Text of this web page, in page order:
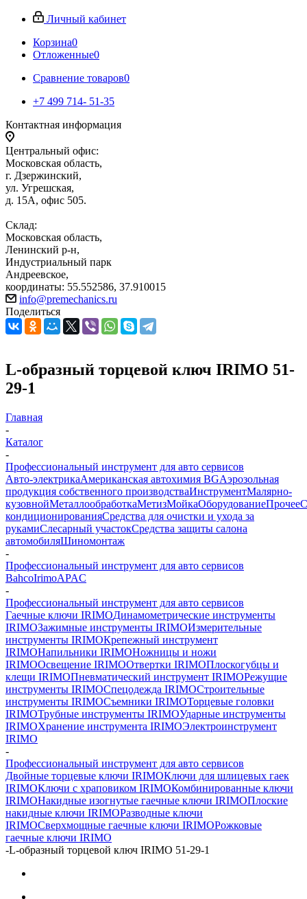
Личный кабинет
Корзина0
Отложенные0
Сравнение товаров0
+7 499 714- 51-35
Контактная информация
Центральный офис:
Московская область,
г. Дзержинский,
ул. Угрешская,
д. 15А, офис 505.
Склад:
Московская область,
Ленинский р-н,
Индустриальный парк
Андреевское,
координаты: 55.552586, 37.910015
info@premechanics.ru
Поделиться
L-образный торцевой ключ IRIMO 51-
29-1
Главная
-
Каталог
-
Профессиональный инструмент для авто сервисов
Авто-электрикаАмериканская автохимия BGАэрозольная
продукция собственного производстваИнструментМалярно-
кузовнойМеталлообработкаМетизМойкаОборудованиеПрочее
кондиционированияСредства для очистки и ухода за
рукамиСлесарный участокСредства защиты салона
автомобиляШиномонтаж
-
Профессиональный инструмент для авто сервисов
BahcoIrimoAPAC
-
Профессиональный инструмент для авто сервисов
Гаечные ключи IRIMOДинамометрические инструменты
IRIMOЗажимные инструменты IRIMOИзмерительные
инструменты IRIMOКрепежный инструмент
IRIMOНапильники IRIMOНожницы и ножи
IRIMOОсвещение IRIMOОтвертки IRIMOПлоскогубцы и
клещи IRIMOПневматический инструмент IRIMOРежущие
инструменты IRIMOСпецодежда IRIMOСтроительные
инструменты IRIMOСъемники IRIMOТорцевые головки
IRIMOТрубные инструменты IRIMOУдарные инструменты
IRIMOХранение инструмента IRIMOЭлектроинструмент
IRIMO
-
Профессиональный инструмент для авто сервисов
Двойные торцевые ключи IRIMOКлючи для шлицевых гаек
IRIMOКлючи с храповиком IRIMOКомбинированные ключи
IRIMOНакидные изогнутые гаечные ключи IRIMOПлоские
накидные ключи IRIMOРазводные ключи
IRIMOСверхмощные гаечные ключи IRIMOРожковые
гаечные ключи IRIMO
-L-образный торцевой ключ IRIMO 51-29-1